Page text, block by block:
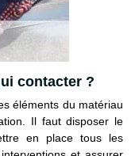
contacter ?
éléments du matériau
Il faut disposer le
en place tous les